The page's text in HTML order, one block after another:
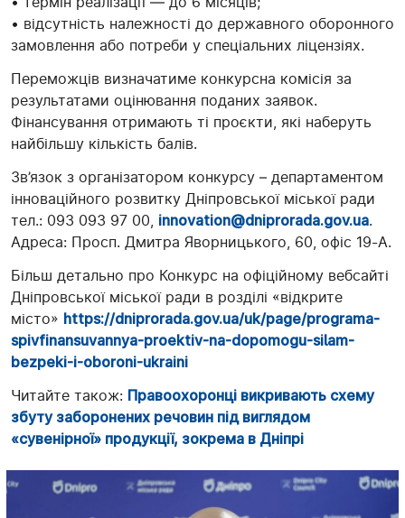
• відсутність належності до державного оборонного
замовлення або потреби у спеціальних ліцензіях.
Переможців визначатиме конкурсна комісія за
результатами оцінювання поданих заявок.
Фінансування отримають ті проєкти, які наберуть
найбільшу кількість балів.
Зв’язок з організатором конкурсу – департаментом
інноваційного розвитку Дніпровської міської ради
тел.: 093 093 97 00, innovation@dniprorada.gov.ua.
Адреса: Просп. Дмитра Яворницького, 60, офіс 19-А.
Більш детально про Конкурс на офіційному вебсайті
Дніпровської міської ради в розділі «відкрите
місто» https://dniprorada.gov.ua/uk/page/programa-
spivfinansuvannya-proektiv-na-dopomogu-silam-
bezpeki-i-oboroni-ukraini
Читайте також: Правоохоронці викривають схему
збуту заборонених речовин під виглядом
«сувенірної» продукції, зокрема в Дніпрі